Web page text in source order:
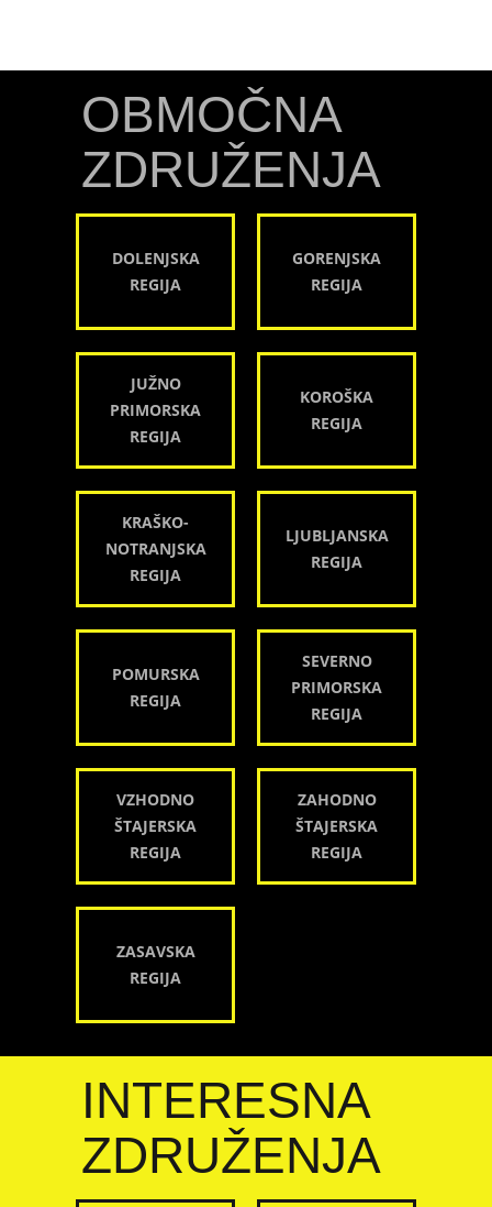
OBMOČNA
ZDRUŽENJA
DOLENJSKA
REGIJA
GORENJSKA
REGIJA
JUŽNO
PRIMORSKA
REGIJA
KOROŠKA
REGIJA
KRAŠKO-
NOTRANJSKA
REGIJA
LJUBLJANSKA
REGIJA
POMURSKA
REGIJA
SEVERNO
PRIMORSKA
REGIJA
VZHODNO
ŠTAJERSKA
REGIJA
ZAHODNO
ŠTAJERSKA
REGIJA
ZASAVSKA
REGIJA
INTERESNA
ZDRUŽENJA